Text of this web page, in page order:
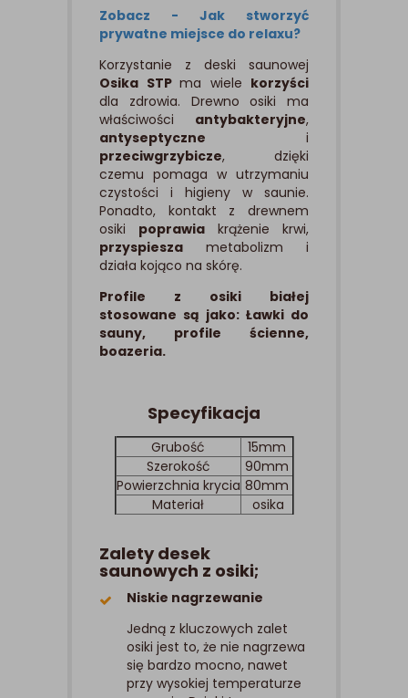
Zobacz - Jak stworzyć
prywatne miejsce do relaxu?
Korzystanie z deski saunowej
Osika STP ma wiele korzyści
dla zdrowia. Drewno osiki ma
właściwości antybakteryjne,
antyseptyczne i
przeciwgrzybicze, dzięki
czemu pomaga w utrzymaniu
czystości i higieny w saunie.
Ponadto, kontakt z drewnem
osiki poprawia krążenie krwi,
przyspiesza metabolizm i
działa kojąco na skórę.
Profile z osiki białej
stosowane są jako: Ławki do
sauny, profile ścienne,
boazeria.
Specyfikacja
Grubość
15mm
Szerokość
90mm
Powierzchnia krycia 80mm
Materiał
osika
Zalety desek
saunowych z osiki;
Niskie nagrzewanie
Jedną z kluczowych zalet
osiki jest to, że nie nagrzewa
się bardzo mocno, nawet
przy wysokiej temperaturze